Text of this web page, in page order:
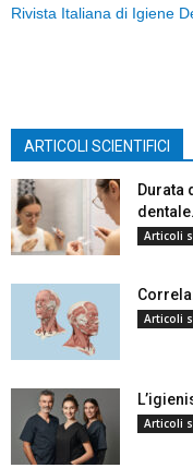
Rivista Italiana di Igiene
ARTICOLI SCIENTIFICI
Durata
Articoli
Articoli
Articoli